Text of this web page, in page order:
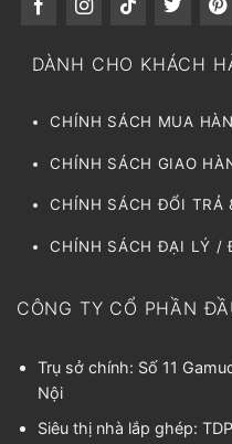
DÀNH CHO KHÁCH
CHÍNH SÁCH MUA
CHÍNH SÁCH GIAO
CHÍNH SÁCH ĐỔI TRẢ
CHÍNH SÁCH ĐẠI LÝ /
CÔNG TY CỔ PHẦN
Trụ sở chính: Số 11
Nội
Siêu thị nhà lắp ghép: